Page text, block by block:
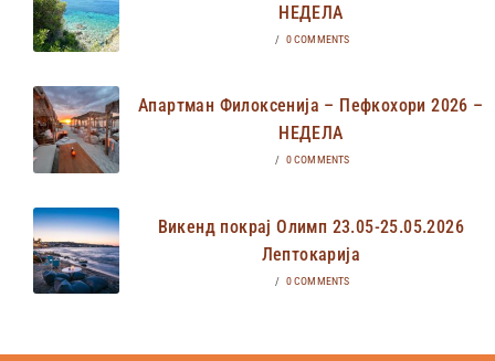
НЕДЕЛА
/ 0 COMMENTS
Апартман Филоксенија – Пефкохори 2026 –
НЕДЕЛА
/ 0 COMMENTS
Викенд покрај Олимп 23.05-25.05.2026
Лептокарија
/ 0 COMMENTS